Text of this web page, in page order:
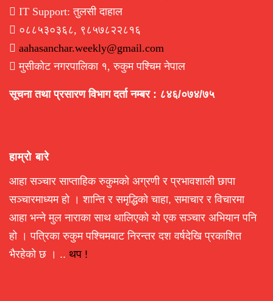
IT Support: तुलसी दाहाल
०८८५३०३६८, ९८५७८२२८१६
aahasanchar.weekly@gmail.com
मुसीकोट नगरपालिका १, रुकुम पश्चिम नेपाल
सूचना तथा प्रसारण विभाग दर्ता नम्बर : ८४६/०७४/७५
हाम्रो बारे
आहा सञ्चार साप्ताहिक रुकुमको अग्रणी र प्रभावशाली छापा
सञ्चारमाध्यम हो । शान्ति र समृद्धिको चाहा, समाचार र विचारमा
आहा भन्ने मुल नाराका साथ थालिएको यो एक सञ्चार अभियान पनि
हो । पत्रिका रुकुम पश्चिमबाट निरन्तर दश वर्षदेखि प्रकाशित
भैरहेको छ । .. थप !